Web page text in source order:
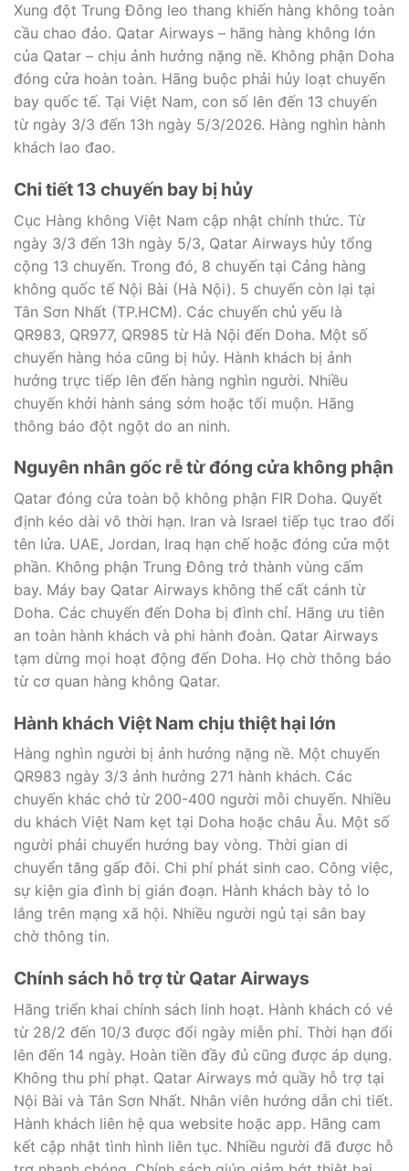
Xung đột Trung Đông leo thang khiến hàng không toàn
cầu chao đảo. Qatar Airways – hãng hàng không lớn
của Qatar – chịu ảnh hưởng nặng nề. Không phận Doha
đóng cửa hoàn toàn. Hãng buộc phải hủy loạt chuyến
bay quốc tế. Tại Việt Nam, con số lên đến 13 chuyến
từ ngày 3/3 đến 13h ngày 5/3/2026. Hàng nghìn hành
khách lao đao.
Chi tiết 13 chuyến bay bị hủy
Cục Hàng không Việt Nam cập nhật chính thức. Từ
ngày 3/3 đến 13h ngày 5/3, Qatar Airways hủy tổng
cộng 13 chuyến. Trong đó, 8 chuyến tại Cảng hàng
không quốc tế Nội Bài (Hà Nội). 5 chuyến còn lại tại
Tân Sơn Nhất (TP.HCM). Các chuyến chủ yếu là
QR983, QR977, QR985 từ Hà Nội đến Doha. Một số
chuyến hàng hóa cũng bị hủy. Hành khách bị ảnh
hưởng trực tiếp lên đến hàng nghìn người. Nhiều
chuyến khởi hành sáng sớm hoặc tối muộn. Hãng
thông báo đột ngột do an ninh.
Nguyên nhân gốc rễ từ đóng cửa không phận
Qatar đóng cửa toàn bộ không phận FIR Doha. Quyết
định kéo dài vô thời hạn. Iran và Israel tiếp tục trao đổi
tên lửa. UAE, Jordan, Iraq hạn chế hoặc đóng cửa một
phần. Không phận Trung Đông trở thành vùng cấm
bay. Máy bay Qatar Airways không thể cất cánh từ
Doha. Các chuyến đến Doha bị đình chỉ. Hãng ưu tiên
an toàn hành khách và phi hành đoàn. Qatar Airways
tạm dừng mọi hoạt động đến Doha. Họ chờ thông báo
từ cơ quan hàng không Qatar.
Hành khách Việt Nam chịu thiệt hại lớn
Hàng nghìn người bị ảnh hưởng nặng nề. Một chuyến
QR983 ngày 3/3 ảnh hưởng 271 hành khách. Các
chuyến khác chở từ 200-400 người mỗi chuyến. Nhiều
du khách Việt Nam kẹt tại Doha hoặc châu Âu. Một số
người phải chuyển hướng bay vòng. Thời gian di
chuyển tăng gấp đôi. Chi phí phát sinh cao. Công việc,
sự kiện gia đình bị gián đoạn. Hành khách bày tỏ lo
lắng trên mạng xã hội. Nhiều người ngủ tại sân bay
chờ thông tin.
Chính sách hỗ trợ từ Qatar Airways
Hãng triển khai chính sách linh hoạt. Hành khách có vé
từ 28/2 đến 10/3 được đổi ngày miễn phí. Thời hạn đổi
lên đến 14 ngày. Hoàn tiền đầy đủ cũng được áp dụng.
Không thu phí phạt. Qatar Airways mở quầy hỗ trợ tại
Nội Bài và Tân Sơn Nhất. Nhân viên hướng dẫn chi tiết.
Hành khách liên hệ qua website hoặc app. Hãng cam
kết cập nhật tình hình liên tục. Nhiều người đã được hỗ